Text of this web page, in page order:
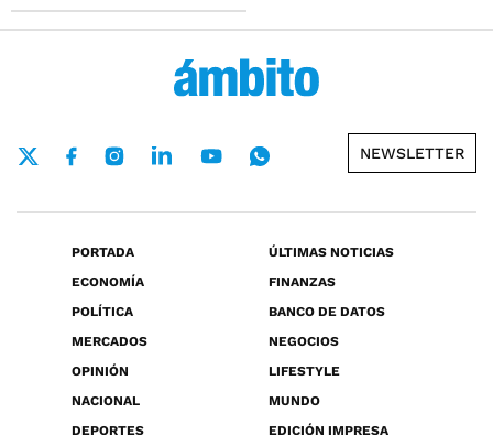
NEWSLETTER
PORTADA
ÚLTIMAS NOTICIAS
ECONOMÍA
FINANZAS
POLÍTICA
BANCO DE DATOS
MERCADOS
NEGOCIOS
OPINIÓN
LIFESTYLE
NACIONAL
MUNDO
DEPORTES
EDICIÓN IMPRESA